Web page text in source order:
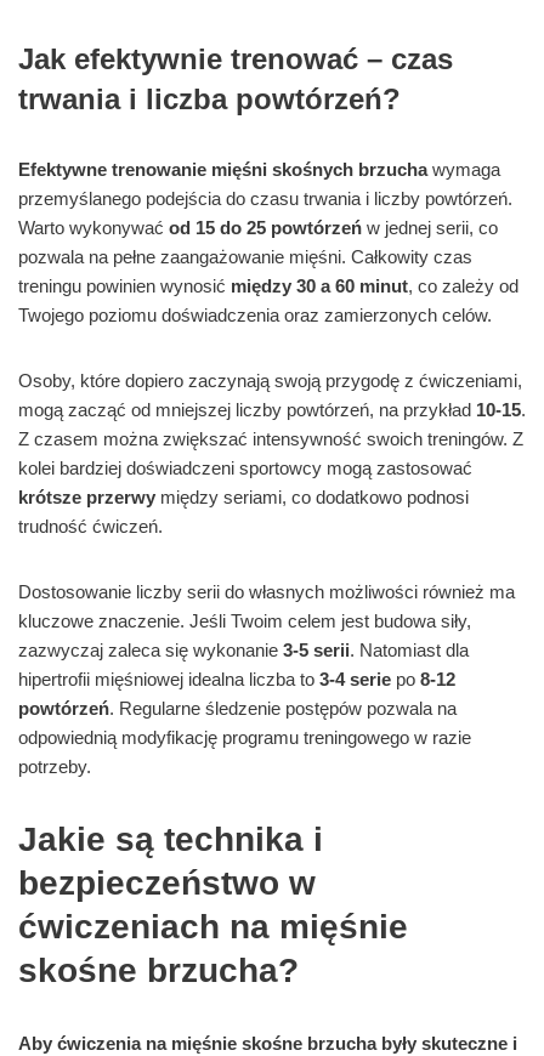
Jak efektywnie trenować – czas
trwania i liczba powtórzeń?
Efektywne trenowanie mięśni skośnych brzuchawymaga
przemyślanego podejścia do czasu trwania i liczby powtórzeń.
Warto wykonywać od 15 do 25 powtórzeń w jednej serii, co
pozwala na pełne zaangażowanie mięśni. Całkowity czas
treningu powinien wynosić między 30 a 60 minut, co zależy od
Twojego poziomu doświadczenia oraz zamierzonych celów.
Osoby, które dopiero zaczynają swoją przygodę z ćwiczeniami,
mogą zacząć od mniejszej liczby powtórzeń, na przykład 10-15.
Z czasem można zwiększać intensywność swoich treningów. Z
kolei bardziej doświadczeni sportowcy mogą zastosować
krótsze przerwy między seriami, co dodatkowo podnosi
trudność ćwiczeń.
Dostosowanie liczby serii do własnych możliwości również ma
kluczowe znaczenie. Jeśli Twoim celem jest budowa siły,
zazwyczaj zaleca się wykonanie 3-5 serii. Natomiast dla
hipertrofii mięśniowej idealna liczba to 3-4 serie po 8-12
powtórzeń. Regularne śledzenie postępów pozwala na
odpowiednią modyfikację programu treningowego w razie
potrzeby.
Jakie są technika i
bezpieczeństwo w
ćwiczeniach na mięśnie
skośne brzucha?
Aby ćwiczenia na mięśnie skośne brzucha były skuteczne i